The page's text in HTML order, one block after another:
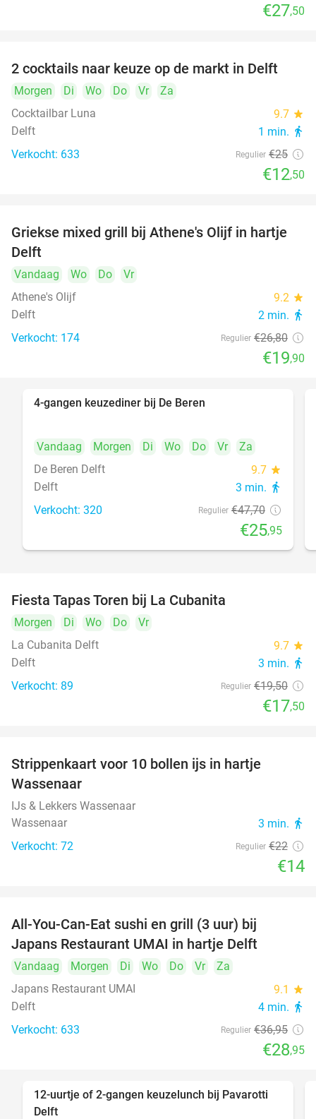
€27,50
50%
2 cocktails naar keuze op de markt in Delft
Morgen Di Wo Do Vr
Za
Cocktailbar Luna
9.7 star
Delft 1 min. directions_walk
Verkocht: 633 Regulier €25
€12,50
26%
Griekse mixed grill bij Athene's Olijf in hartje
Delft
Vandaag Wo Do
Vr
Athene's Olijf
9.2 star
Delft 2 min. directions_walk
Verkocht: 174 Regulier €26,80
€19,90
4-gangen keuzediner bij De Beren
Vandaag Morgen Di Wo Do Vr
Za
De Beren Delft
9.7 star
Delft 3 min. directions_walk
Verkocht: 320 Regulier €47,70
€25,95
Fiesta Tapas Toren bij La Cubanita
Morgen Di Wo Do
Vr
La Cubanita Delft
9.7 star
Delft 3 min. directions_walk
Verkocht: 89 Regulier €19,50
€17,50
Strippenkaart voor 10 bollen ijs in hartje
Wassenaar
IJs & Lekkers Wassenaar
Wassenaar
3 min. directions_walk
Verkocht: 72 Regulier €22
€14
All-You-Can-Eat sushi en grill (3 uur) bij
Japans Restaurant UMAI in hartje Delft
Vandaag Morgen Di Wo Do Vr
Za
Japans Restaurant UMAI
9.1 star
Delft 4 min. directions_walk
Verkocht: 633 Regulier €36,95
€28,95
31%
12-uurtje of 2-gangen keuzelunch bij Pavarotti
Delft